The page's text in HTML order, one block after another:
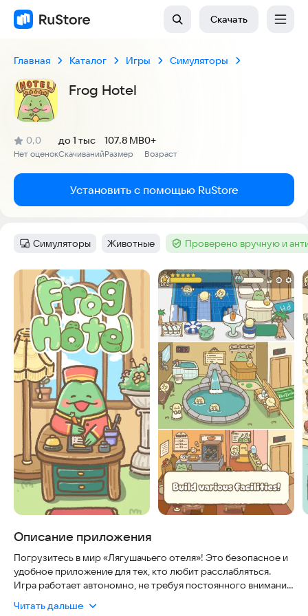
Скачать
Главная Каталог Игры Симуляторы
Frog Hotel
Рейтинг:
0,0
(
Нет оценок
)
Скачиваний
до 1 тыс
Размер
107.8 MB
Возраст
0+
Установить с помощью RuStore
Категория:
Симуляторы Тег:
Животные Тег :Проверено вручную и
Скриншоты
Описание приложения
Погрузитесь в мир «Лягушачьего отеля»! Это безопасное и
удобное приложение для тех, кто любит расслабляться.
Игра работает автономно, не требуя постоянного внимания,
построить курорт своей мечты для лягушек в любой
Читать дальше